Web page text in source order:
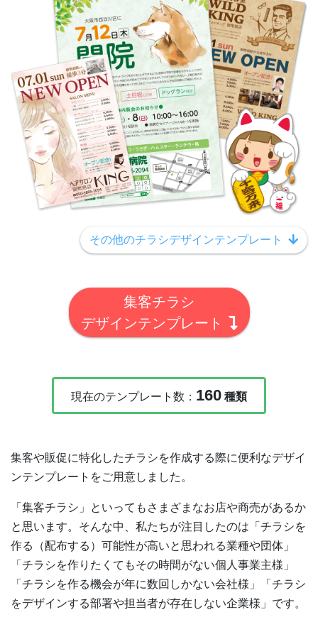
その他のチラシデザインテンプレート
集客チラシ
デザインテンプレート
現在のテンプレート数： 160 種類
集客や販促に特化したチラシを作成する際に便利なデザイ
ンテンプレートをご用意しました。
「集客チラシ」といってもさまざまなお店や商売があるか
と思います。そんな中、私たちが注目したのは「チラシを
作る（配布する）可能性が高いと思われる業種や団体」
「チラシを作りたくてもその時間がない個人事業主様」
「チラシを作る機会が年に数回しかない会社様」「チラシ
をデザインする部署や担当者が存在しない企業様」です。